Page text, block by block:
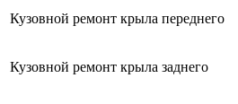
Кузовной ремонт крыла переднего
Кузовной ремонт крыла заднего